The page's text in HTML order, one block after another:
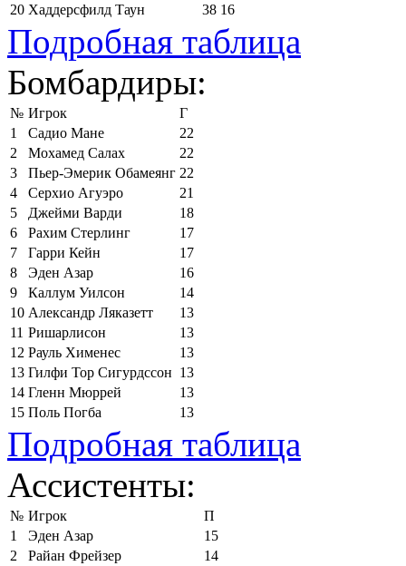
20 Хаддерсфилд Таун 38 16
Подробная таблица
Бомбардиры:
№ Игрок
Г
1
Садио Мане
22
2
Мохамед Салах
22
3
Пьер-Эмерик Обамеянг 22
4
Серхио Агуэро
21
5
Джейми Варди
18
6
Рахим Стерлинг
17
7
Гарри Кейн
17
8
Эден Азар
16
9
Каллум Уилсон
14
10 Александр Ляказетт
13
11 Ришарлисон
13
12 Рауль Хименес
13
13 Гилфи Тор Сигурдссон 13
14 Гленн Мюррей
13
15 Поль Погба 13
Подробная таблица
Ассистенты:
№ Игрок
П
1
Эден Азар
15
2
Райан Фрейзер
14